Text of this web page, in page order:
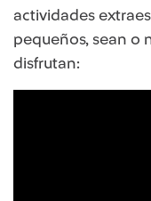
actividades
pequeños, sean o
disfrutan: